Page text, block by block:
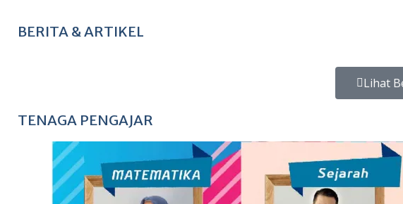
BERITA & ARTIKEL
Lihat
TENAGA PENGAJAR